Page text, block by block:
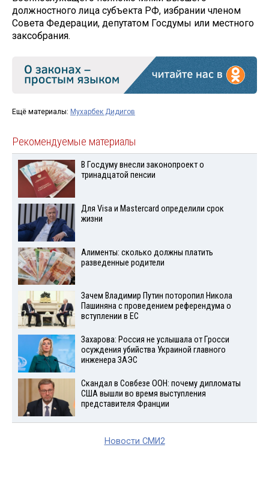
должностного лица субъекта РФ, избрании членом
Совета Федерации, депутатом Госдумы или местного
заксобрания.
Ещё материалы: Мухарбек Дидигов
Рекомендуемые материалы
В Госдуму внесли законопроект о
тринадцатой пенсии
Для Visа и Mastercard определили срок
жизни
Алименты: сколько должны платить
разведенные родители
Зачем Владимир Путин поторопил Никола
Пашиняна с проведением референдума о
вступлении в ЕС
Захарова: Россия не услышала от Гросси
осуждения убийства Украиной главного
инженера ЗАЭС
Скандал в Совбезе ООН: почему дипломаты
США вышли во время выступления
представителя Франции
Новости СМИ2